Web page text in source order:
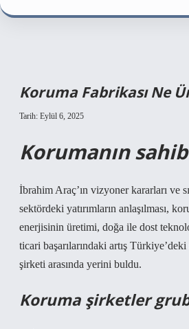
Koruma Fabrikası Ne
Tarih: Eylül 6, 2025
Korumanın
İbrahim Araç’ın vizyoner kararları ve
sektördeki yatırımların anlaşılması,
enerjisinin üretimi, doğa ile dost
ticari başarılarındaki artış
şirketi arasında yerini buldu.
Koruma şirketler